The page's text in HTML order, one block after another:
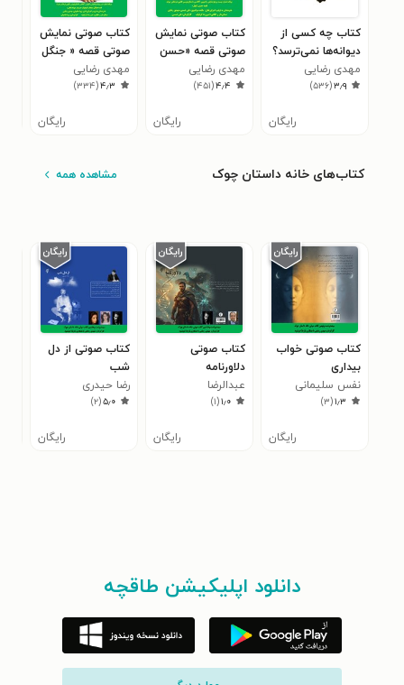
کتاب چه کسی از
دیوانه‌ها نمی‌ترسد؟
مهدی رضایی
۳٫۹(۵۳۶)
رایگان
کتاب صوتی نمایش
صوتی قصه «حسن
کچل»
مهدی رضایی
۴٫۴(۴۵۱)
رایگان
کتاب صوتی نمایش
صوتی قصه « جنگل
سنجاب کوچولو»
مهدی رضایی
۴٫۳(۳۳۴)
رایگان
کتاب‌های خانه داستان چوک مشاهده همه
کتاب صوتی خواب
بیداری
نفس سلیمانی
۱٫۳(۳)
رایگان
کتاب صوتی
دلاورنامه
عبدالرضا
ناصرمقدسی
۱٫۰(۱)
رایگان
کتاب صوتی از دل
شب
رضا حیدری
۵٫۰(۲)
رایگان
دانلود اپلیکیشن طاقچه